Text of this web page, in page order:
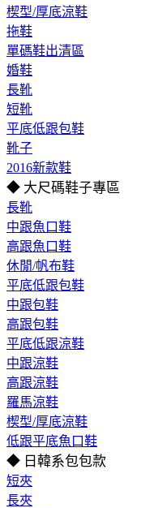
楔型/厚底涼鞋
拖鞋
單碼鞋出清區
婚鞋
長靴
短靴
平底低跟包鞋
靴子
2016新款鞋
◆ 大尺碼鞋子專區
長靴
中跟魚口鞋
高跟魚口鞋
休閒/帆布鞋
平底低跟包鞋
中跟包鞋
高跟包鞋
平底低跟涼鞋
中跟涼鞋
高跟涼鞋
羅馬涼鞋
楔型/厚底涼鞋
低跟平底魚口鞋
◆ 日韓系包包款
短夾
長夾